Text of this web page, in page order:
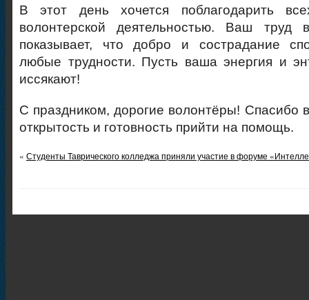
В этот день хочется поблагодарить
волонтерской деятельностью. Ваш труд
показывает, что добро и сострадание
любые трудности. Пусть ваша энергия и
иссякают!
С праздником, дорогие волонтёры! Спасибо
открытость и готовность прийти на помощь.
« Студенты Таврического колледжа приняли участие в форуме